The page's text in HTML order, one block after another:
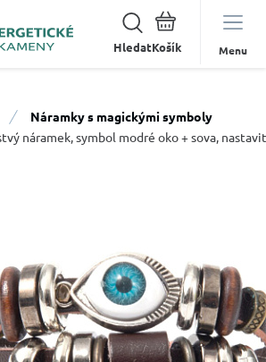
Hledat Menu
Náramky s magickými symboly
náramek, symbol modré oko + sova,